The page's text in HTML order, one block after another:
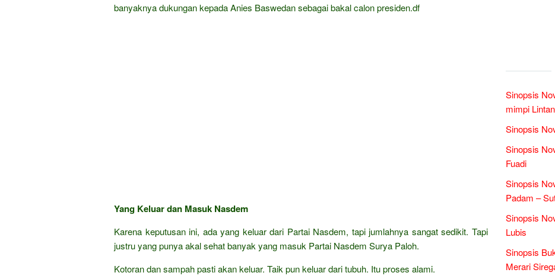
banyaknya dukungan kepada Anies Baswedan sebagai bakal calon presiden.df
Yang Keluar dan Masuk Nasdem
Karena keputusan ini, ada yang keluar dari Partai Nasdem, tapi jumlahnya sangat sedikit. Tapi
justru yang punya akal sehat banyak yang masuk Partai Nasdem Surya Paloh.
Kotoran dan sampah pasti akan keluar. Taik pun keluar dari tubuh. Itu proses alami.
Sinopsis
mimpi
Sinopsis
Sinopsis
Fuadi
Sinopsis
Padam –
Sinopsis
Lubis
Sinopsis
Merari